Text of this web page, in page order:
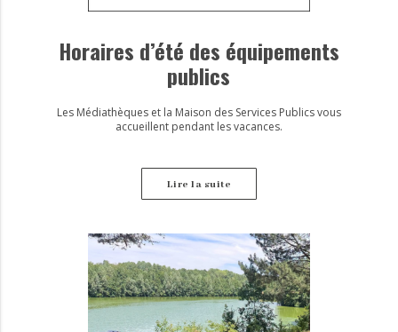
Horaires d’été des équipements
publics
Les Médiathèques et la Maison des Services Publics vous
accueillent pendant les vacances.
Lire la suite